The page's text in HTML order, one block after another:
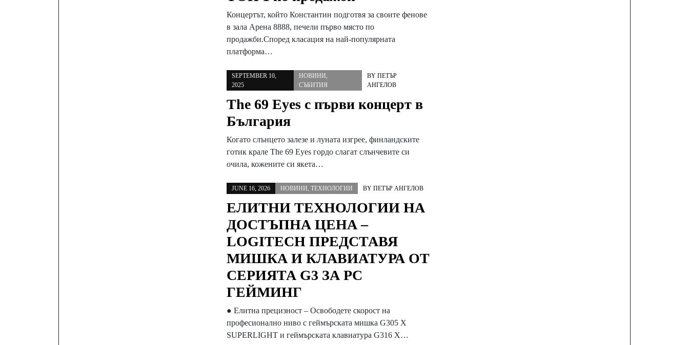
Концертът, който Константин подготвя за своите фенове
в зала Арена 8888, печели първо място по
продажби.Според класация на най-популярната
платформа…
SEPTEMBER 10,
2025
НОВИНИ,
СЪБИТИЯ
BYПЕТЪР
АНГЕЛОВ
The 69 Eyes с първи концерт в
България
Когато слънцето залезе и луната изгрее, финландските
готик крале The 69 Eyes гордо слагат слънчевите си
очила, кожените си якета…
JUNE 16, 2026 НОВИНИ, ТЕХНОЛОГИИ BY ПЕТЪР АНГЕЛОВ
ЕЛИТНИ ТЕХНОЛОГИИ НА
ДОСТЪПНА ЦЕНА –
LOGITECH ПРЕДСТАВЯ
МИШКА И КЛАВИАТУРА ОТ
СЕРИЯТА G3 ЗА PC
ГЕЙМИНГ
● Елитна прецизност – Освободете скорост на
професионално ниво с геймърската мишка G305 X
SUPERLIGHT и геймърската клавиатура G316 X…